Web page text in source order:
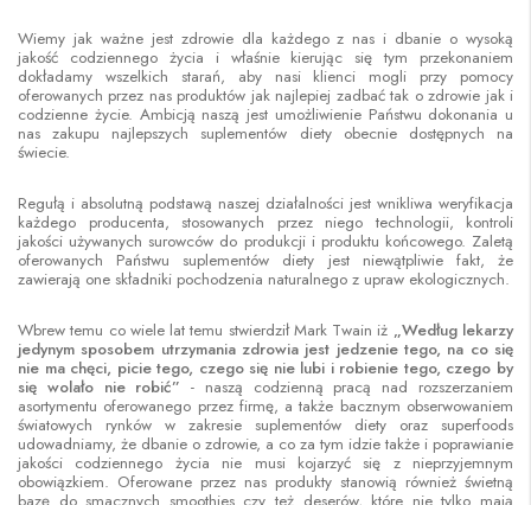
Wiemy jak ważne jest zdrowie dla każdego z nas i dbanie o wysoką
jakość codziennego życia i właśnie kierując się tym przekonaniem
dokładamy wszelkich starań, aby nasi klienci mogli przy pomocy
oferowanych przez nas produktów jak najlepiej zadbać tak o zdrowie jak i
codzienne życie. Ambicją naszą jest umożliwienie Państwu dokonania u
nas zakupu najlepszych suplementów diety obecnie dostępnych na
świecie.
Regułą i absolutną podstawą naszej działalności jest wnikliwa weryfikacja
każdego producenta, stosowanych przez niego technologii, kontroli
jakości używanych surowców do produkcji i produktu końcowego. Zaletą
oferowanych Państwu suplementów diety jest niewątpliwie fakt, że
zawierają one składniki pochodzenia naturalnego z upraw ekologicznych.
Wbrew temu co wiele lat temu stwierdził Mark Twain iż „Według lekarzy
jedynym sposobem utrzymania zdrowia jest jedzenie tego, na co się
nie ma chęci, picie tego, czego się nie lubi i robienie tego, czego by
się wolało nie robić”- naszą codzienną pracą nad rozszerzaniem
asortymentu oferowanego przez firmę, a także bacznym obserwowaniem
światowych rynków w zakresie suplementów diety oraz superfoods
udowadniamy, że dbanie o zdrowie, a co za tym idzie także i poprawianie
jakości codziennego życia nie musi kojarzyć się z nieprzyjemnym
obowiązkiem. Oferowane przez nas produkty stanowią również świetną